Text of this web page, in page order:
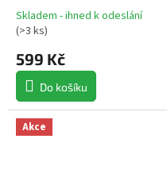
Branson ’47 MVP
Průměrné
hodnocení
produktu
je
5,0
z
5
hvězdiček.
Skladem - ihned k odeslání
(>3 ks)
599 Kč
Do košíku
Akce